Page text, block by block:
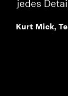
jedes
Kurt Mick,